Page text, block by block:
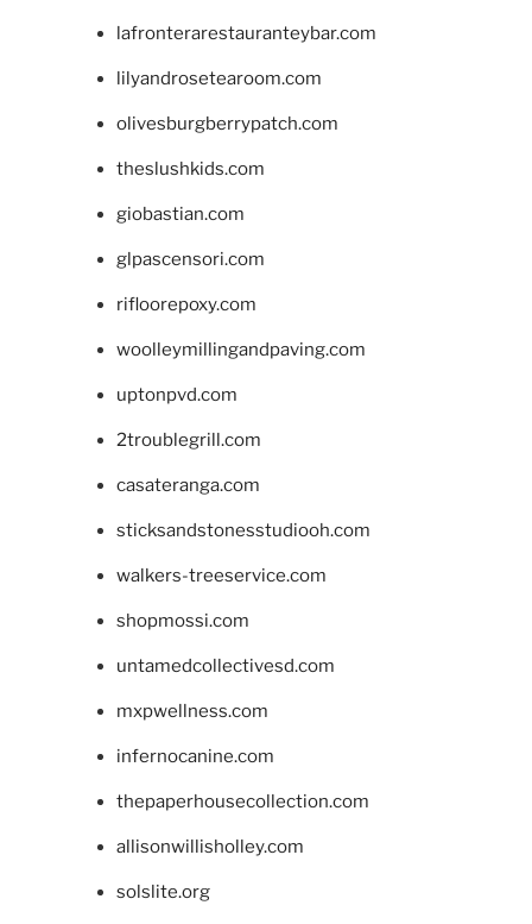
lafronterarestauranteybar.com
lilyandrosetearoom.com
olivesburgberrypatch.com
theslushkids.com
giobastian.com
glpascensori.com
rifloorepoxy.com
woolleymillingandpaving.com
uptonpvd.com
2troublegrill.com
casateranga.com
sticksandstonesstudiooh.com
walkers-treeservice.com
shopmossi.com
untamedcollectivesd.com
mxpwellness.com
infernocanine.com
thepaperhousecollection.com
allisonwillisholley.com
solslite.org